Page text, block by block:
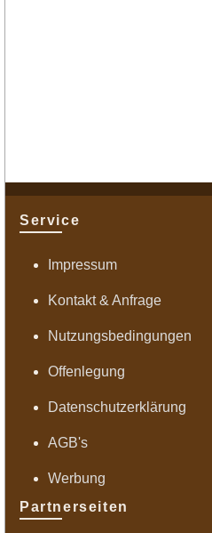
Service
Impressum
Kontakt & Anfrage
Nutzungsbedingungen
Offenlegung
Datenschutzerklärung
AGB's
Werbung
Partnerseiten